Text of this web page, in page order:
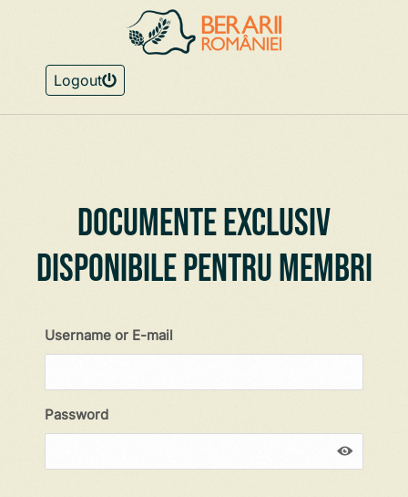
Logout
Documente exclusiv
disponibile pentru membri
Username or E-mail
Password